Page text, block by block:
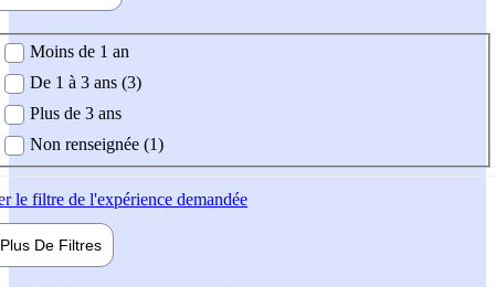
demandée
Moins de 1 an
De 1 à 3 ans (3)
Plus de 3 ans
Non renseignée (1)
le filtre de l'expérience demandée
Plus De Filtres